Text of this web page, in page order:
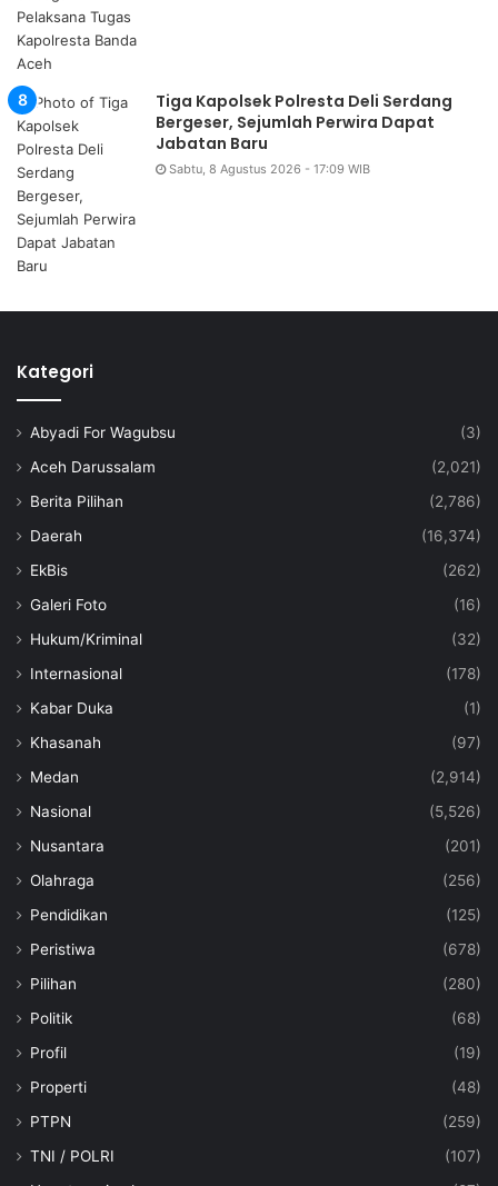
Tiga Kapolsek Polresta Deli Serdang
Bergeser, Sejumlah Perwira Dapat
Jabatan Baru
Sabtu, 8 Agustus 2026 - 17:09 WIB
Kategori
Abyadi For Wagubsu
(3)
Aceh Darussalam
(2,021)
Berita Pilihan
(2,786)
Daerah
(16,374)
EkBis
(262)
Galeri Foto
(16)
Hukum/Kriminal
(32)
Internasional
(178)
Kabar Duka
(1)
Khasanah
(97)
Medan
(2,914)
Nasional
(5,526)
Nusantara
(201)
Olahraga
(256)
Pendidikan
(125)
Peristiwa
(678)
Pilihan
(280)
Politik
(68)
Profil
(19)
Properti
(48)
PTPN
(259)
TNI / POLRI
(107)